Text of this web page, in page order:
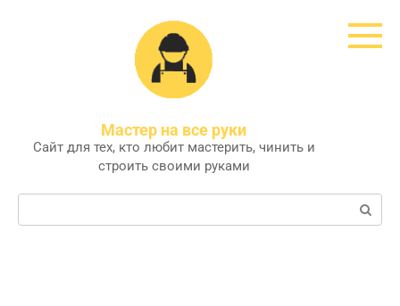
Мастер на все руки
Сайт для тех, кто любит мастерить, чинить и
строить своими руками
Поиск: